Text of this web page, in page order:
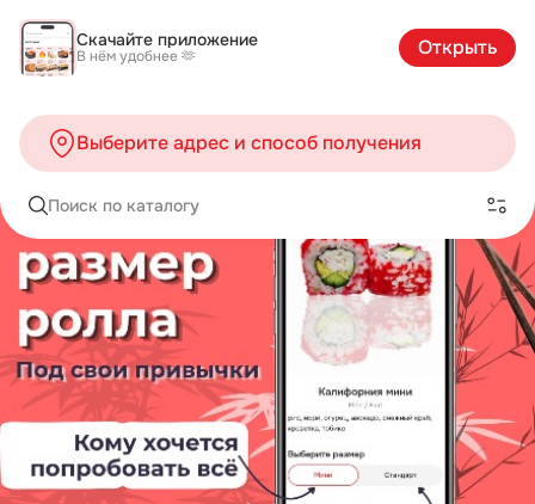
Скачайте приложение
В нём удобнее 🫶 Открыть
Выберите адрес и способ получения
Поиск по каталогу